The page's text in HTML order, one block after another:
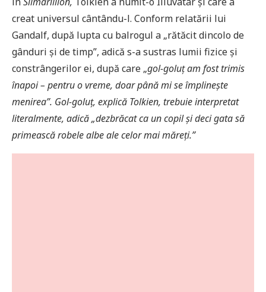
creat universul cântându-l. Conform relatării lui
Gandalf, după lupta cu balrogul a „rătăcit dincolo de
gânduri și de timp”, adică s-a sustras lumii fizice și
constrângerilor ei, după care „gol-goluț am fost trimis
înapoi – pentru o vreme, doar până mi se împlinește
menirea”. Gol-goluț, explică Tolkien, trebuie interpretat
literalmente, adică „dezbrăcat ca un copil și deci gata să
primească robele albe ale celor mai măreți.”